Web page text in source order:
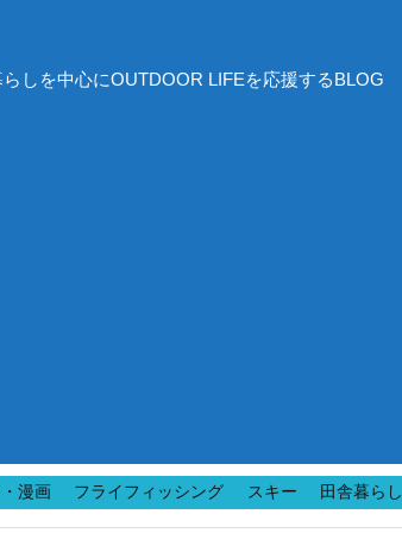
しを中心にOUTDOOR LIFEを応援するBLOG
漫画 フライフィッシング スキー 田舎暮らし